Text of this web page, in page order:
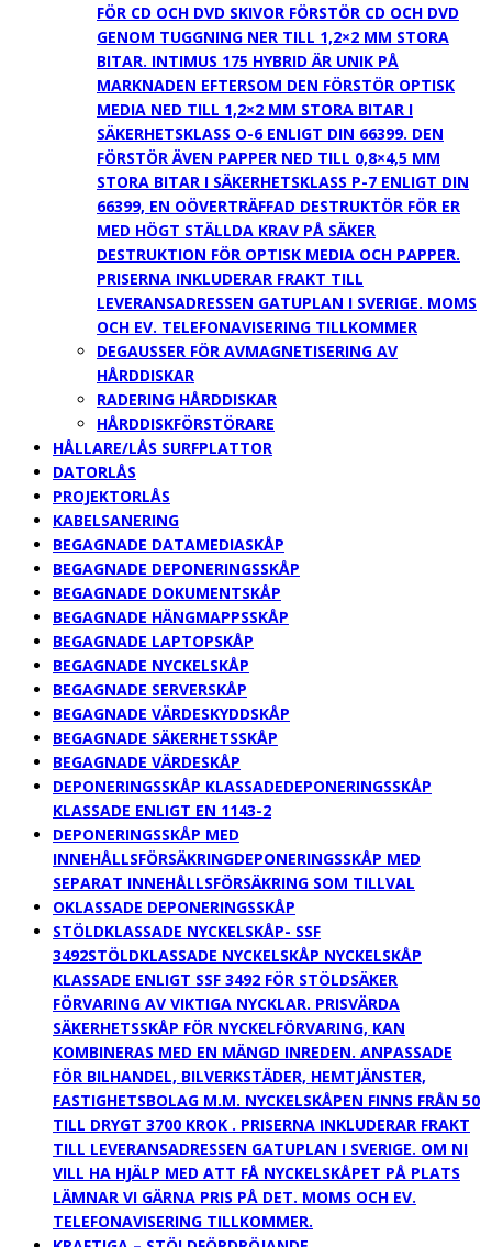
FÖR CD OCH DVD SKIVOR FÖRSTÖR CD OCH DVD
GENOM TUGGNING NER TILL 1,2×2 MM STORA
BITAR. INTIMUS 175 HYBRID ÄR UNIK PÅ
MARKNADEN EFTERSOM DEN FÖRSTÖR OPTISK
MEDIA NED TILL 1,2×2 MM STORA BITAR I
SÄKERHETSKLASS O-6 ENLIGT DIN 66399. DEN
FÖRSTÖR ÄVEN PAPPER NED TILL 0,8×4,5 MM
STORA BITAR I SÄKERHETSKLASS P-7 ENLIGT DIN
66399, EN OÖVERTRÄFFAD DESTRUKTÖR FÖR ER
MED HÖGT STÄLLDA KRAV PÅ SÄKER
DESTRUKTION FÖR OPTISK MEDIA OCH PAPPER.
PRISERNA INKLUDERAR FRAKT TILL
LEVERANSADRESSEN GATUPLAN I SVERIGE. MOMS
OCH EV. TELEFONAVISERING TILLKOMMER
DEGAUSSER FÖR AVMAGNETISERING AV
HÅRDDISKAR
RADERING HÅRDDISKAR
HÅRDDISKFÖRSTÖRARE
HÅLLARE/LÅS SURFPLATTOR
DATORLÅS
PROJEKTORLÅS
KABELSANERING
BEGAGNADE DATAMEDIASKÅP
BEGAGNADE DEPONERINGSSKÅP
BEGAGNADE DOKUMENTSKÅP
BEGAGNADE HÄNGMAPPSSKÅP
BEGAGNADE LAPTOPSKÅP
BEGAGNADE NYCKELSKÅP
BEGAGNADE SERVERSKÅP
BEGAGNADE VÄRDESKYDDSKÅP
BEGAGNADE SÄKERHETSSKÅP
BEGAGNADE VÄRDESKÅP
DEPONERINGSSKÅP KLASSADEDEPONERINGSSKÅP
KLASSADE ENLIGT EN 1143-2
DEPONERINGSSKÅP MED
INNEHÅLLSFÖRSÄKRINGDEPONERINGSSKÅP MED
SEPARAT INNEHÅLLSFÖRSÄKRING SOM TILLVAL
OKLASSADE DEPONERINGSSKÅP
STÖLDKLASSADE NYCKELSKÅP- SSF
3492STÖLDKLASSADE NYCKELSKÅP NYCKELSKÅP
KLASSADE ENLIGT SSF 3492 FÖR STÖLDSÄKER
FÖRVARING AV VIKTIGA NYCKLAR. PRISVÄRDA
SÄKERHETSSKÅP FÖR NYCKELFÖRVARING, KAN
KOMBINERAS MED EN MÄNGD INREDEN. ANPASSADE
FÖR BILHANDEL, BILVERKSTÄDER, HEMTJÄNSTER,
FASTIGHETSBOLAG M.M. NYCKELSKÅPEN FINNS FRÅN 50
TILL DRYGT 3700 KROK . PRISERNA INKLUDERAR FRAKT
TILL LEVERANSADRESSEN GATUPLAN I SVERIGE. OM NI
VILL HA HJÄLP MED ATT FÅ NYCKELSKÅPET PÅ PLATS
LÄMNAR VI GÄRNA PRIS PÅ DET. MOMS OCH EV.
TELEFONAVISERING TILLKOMMER.